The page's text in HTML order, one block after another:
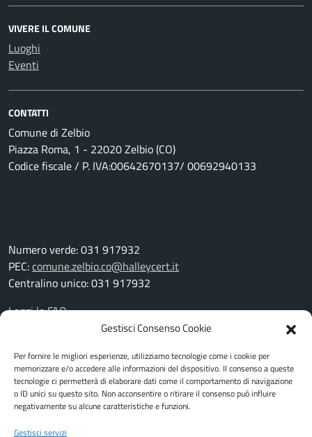
Gestisci Consenso Cookie
Per fornire le migliori esperienze, utilizziamo tecnologie come i cookie per
memorizzare e/o accedere alle informazioni del dispositivo. Il consenso a queste
tecnologie ci permetterà di elaborare dati come il comportamento di navigazione
o ID unici su questo sito. Non acconsentire o ritirare il consenso può influire
negativamente su alcune caratteristiche e funzioni.
Gestisci servizi
VIVERE IL COMUNE
Luoghi
Eventi
CONTATTI
Comune di Zelbio
Piazza Roma, 1 - 22020 Zelbio (CO)
Codice fiscale / P. IVA:00642670137/ 00692940133
Numero verde: 031 917932
PEC:comune.zelbio.co@halleycert.it
Centralino unico: 031 917932
Leggi le FAQ
Prenotazione appuntamento
Richiesta assistenza
Amministrazione trasparente
Albo pretorio
Informativa privacy
Cookie Policy